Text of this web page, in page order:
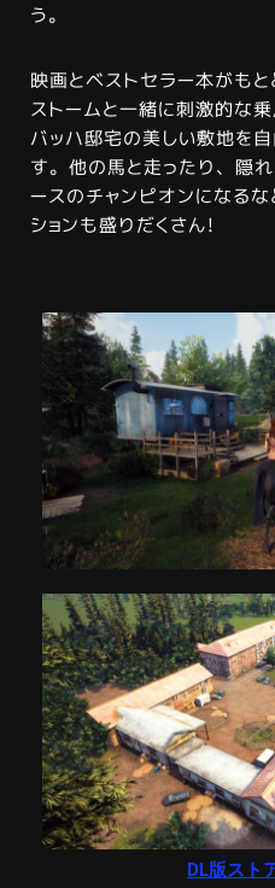
う。
映画とベストセラー本がも
ストームと一緒に刺激的な
バッハ邸宅の美しい敷地を
す。他の馬と走ったり、隠
ースのチャンピオンになる
ションも盛りだくさん!
DL版スト